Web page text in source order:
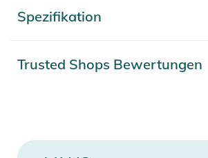
- Rundhals
- Logo
Produktinformationen und
Spezifikation
Trusted Shops Bewertungen